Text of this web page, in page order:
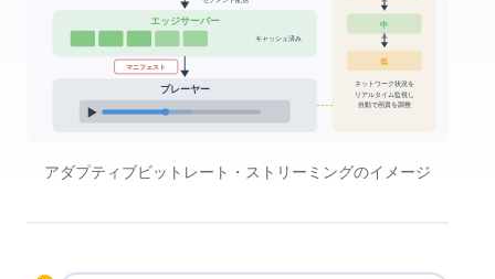
CDNエッジサーバー
(キャッシュ済み)
.m3u8 マニフェスト
プレーヤー
中 > 720p
低 > 480p
ネットワーク状況を
リアルタイム監視し
自動で画質を調整
アダプティブビットレート・ストリーミングのイメージ